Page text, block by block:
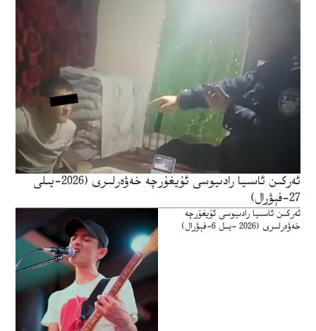
ئەركىن ئاسىيا رادىيوسى ئۇيغۇرچە خەۋەرلىرى (2026-يىلى
27-فېۋرال)
ئەركىن ئاسىيا رادىيوسى ئۇيغۇرچە
خەۋەرلىرى (2026 -يىل 6-فېۋرال)